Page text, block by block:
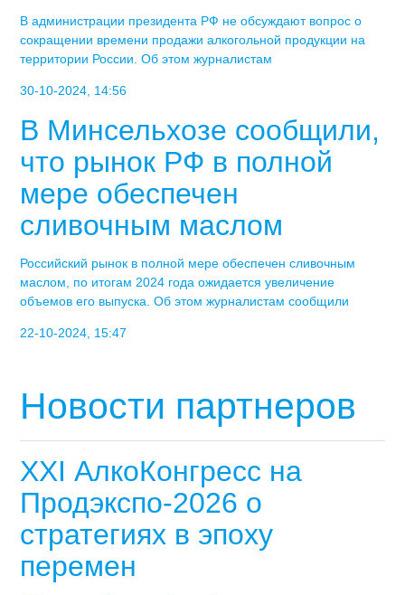
В администрации президента РФ не обсуждают вопрос о
сокращении времени продажи алкогольной продукции на
территории России. Об этом журналистам
30-10-2024, 14:56
В Минсельхозе сообщили,
что рынок РФ в полной
мере обеспечен
сливочным маслом
Российский рынок в полной мере обеспечен сливочным
маслом, по итогам 2024 года ожидается увеличение
объемов его выпуска. Об этом журналистам сообщили
22-10-2024, 15:47
Новости партнеров
XXI АлкоКонгресс на
Продэкспо-2026 о
стратегиях в эпоху
перемен